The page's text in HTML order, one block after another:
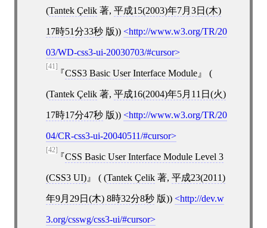
(Tantek Çelik著, 平成15(2003)年7月3日(木)
17時51分33秒版)) http://www.w3.org/TR/20
03/WD-css3-ui-20030703/#cursor
[41]
CSS3 Basic User Interface Module (
(Tantek Çelik著, 平成16(2004)年5月11日(火)
17時17分47秒版)) http://www.w3.org/TR/20
04/CR-css3-ui-20040511/#cursor
[42]
CSS Basic User Interface Module Level 3
(CSS3 UI) ( (Tantek Çelik著, 平成23(2011)
年9月29日(木) 8時32分8秒版)) http://dev.w
3.org/csswg/css3-ui/#cursor